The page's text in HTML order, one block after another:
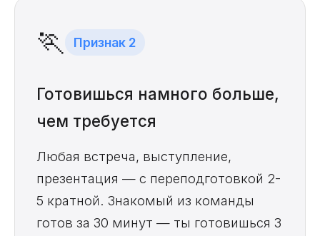
🏃 Признак 2
Готовишься намного больше,
чем требуется
Любая встреча, выступление,
презентация — с переподготовкой 2-
5 кратной. Знакомый из команды
готов за 30 минут — ты готовишься 3